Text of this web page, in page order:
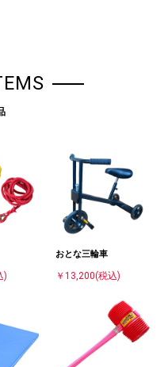
)
おとな三輪車
￥13,200(税込)